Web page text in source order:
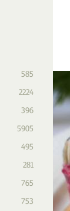
585
2224
396
5905
495
281
765
753